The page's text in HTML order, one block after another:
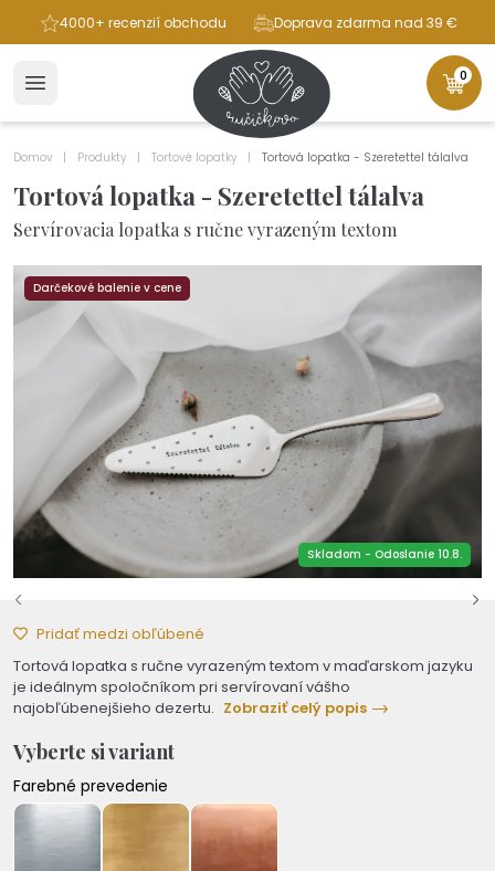
4000+ recenzií obchodu Doprava zdarma nad 39 €
0
Domov Produkty Tortové lopatky Tortová lopatka - Szeretettel tálalva
Tortová lopatka - Szeretettel tálalva
Servírovacia lopatka s ručne vyrazeným textom
Darčekové balenie v cene
Skladom - Odoslanie 10.8.
Pridať medzi obľúbené
Tortová lopatka s ručne vyrazeným textom v maďarskom jazyku
je ideálnym spoločníkom pri servírovaní vášho
najobľúbenejšieho dezertu. Zobraziť celý popis
Vyberte si variant
Farebné prevedenie